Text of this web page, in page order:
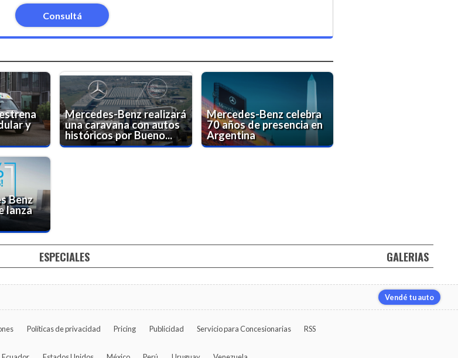
Consultá
y
Mercedes-Benz realizará
una caravana con autos
históricos por Bueno...
Mercedes-Benz celebra
70 años de presencia en
Argentina
Benz
lanza
ESPECIALES GALERIAS
Vendé tu auto
Políticas de privacidad Pricing Publicidad Servicio para Concesionarias RSS